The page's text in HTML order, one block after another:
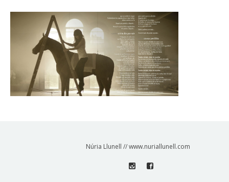
Núria Llunell // www.nuriallunell.com